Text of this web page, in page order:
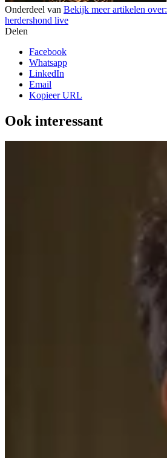
Onderdeel van Bekijk meer artikelen over:
herdershond live
Delen
Facebook
Whatsapp
LinkedIn
Email
Kopieer URL
Ook interessant